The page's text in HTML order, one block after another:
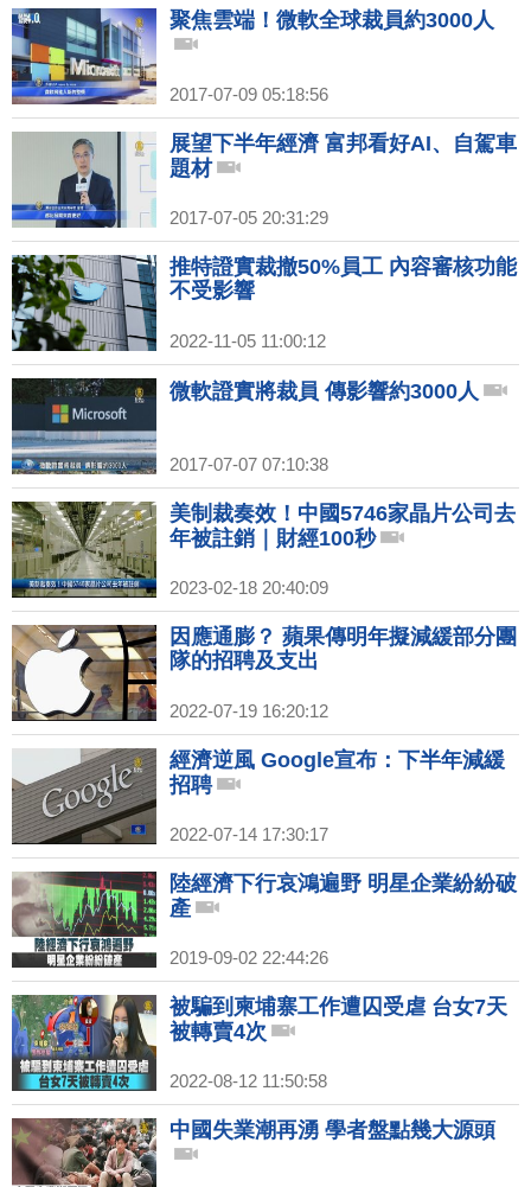
聚焦雲端！微軟全球裁員約3000人
2017-07-09 05:18:56
展望下半年經濟 富邦看好AI、自駕車
題材
2017-07-05 20:31:29
推特證實裁撤50%員工 內容審核功能
不受影響
2022-11-05 11:00:12
微軟證實將裁員 傳影響約3000人
2017-07-07 07:10:38
美制裁奏效！中國5746家晶片公司去
年被註銷｜財經100秒
2023-02-18 20:40:09
因應通膨？ 蘋果傳明年擬減緩部分團
隊的招聘及支出
2022-07-19 16:20:12
經濟逆風 Google宣布：下半年減緩
招聘
2022-07-14 17:30:17
陸經濟下行哀鴻遍野 明星企業紛紛破
產
2019-09-02 22:44:26
被騙到柬埔寨工作遭囚受虐 台女7天
被轉賣4次
2022-08-12 11:50:58
中國失業潮再湧 學者盤點幾大源頭